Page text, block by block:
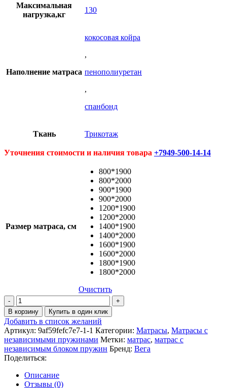
Максимальная
нагрузка,кг
130
Наполнение матраса
кокосовая койра
,
пенополиуретан
,
спанбонд
Ткань Трикотаж
Уточнения стоимости и наличия товара +7949-500-14-14
Размер матраса, см
800*1900
800*2000
900*1900
900*2000
1200*1900
1200*2000
1400*1900
1400*2000
1600*1900
1600*2000
1800*1900
1800*2000
Очистить
Количество
товара
Матрас
Аккорд
В корзину Купить в один клик
Добавить в список желаний
Артикул: 9af59fefc7e7-1-1 Категории: Матрасы, Матрасы с
независимыми пружинами Метки: матрас, матрас с
независимым блоком пружин Бренд: Вега
Поделиться:
Описание
Отзывы (0)